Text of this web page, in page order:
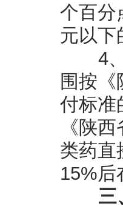
个百分
元以下
4、
围按
付标准
《陕
类药直
15%后
三